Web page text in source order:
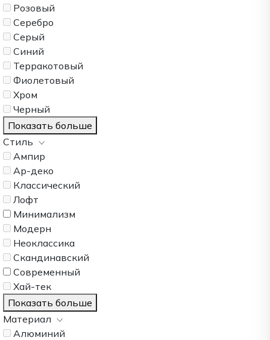
Розовый
Серебро
Серый
Синий
Терракотовый
Фиолетовый
Хром
Черный
Показать больше
Стиль
Ампир
Ар-деко
Классический
Лофт
Минимализм
Модерн
Неоклассика
Скандинавский
Современный
Хай-тек
Показать больше
Материал
Алюминий